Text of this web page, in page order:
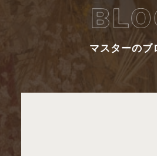
マスターのブ